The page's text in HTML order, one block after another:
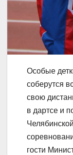
Особые
соберутся
свою
в дартсе и
гости